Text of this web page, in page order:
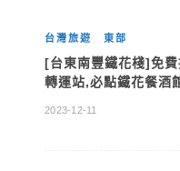
台灣旅遊 東部
[台東南豐鐵花棧]免
轉運站,必點鐵花餐酒
2023-12-11